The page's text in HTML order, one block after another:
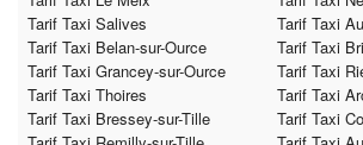
Tarif Taxi Salives
Tarif Taxi
Tarif Taxi Belan-sur-Ource
Tarif Taxi
Tarif Taxi Grancey-sur-Ource
Tarif Taxi
Tarif Taxi Thoires
Tarif Taxi
Tarif Taxi Bressey-sur-Tille
Tarif Taxi